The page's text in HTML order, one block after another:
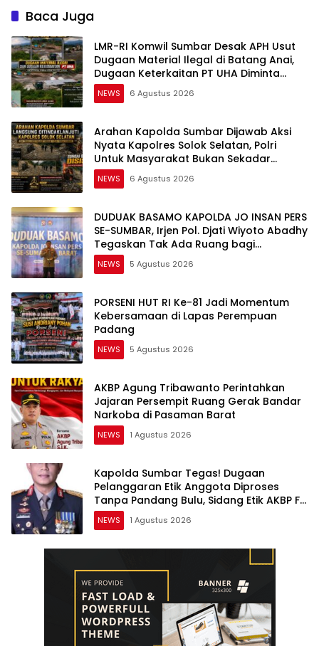
Baca Juga
LMR-RI Komwil Sumbar Desak APH Usut
Dugaan Material Ilegal di Batang Anai,
Dugaan Keterkaitan PT UHA Diminta
Diselidiki Tuntas
NEWS 6 Agustus 2026
Arahan Kapolda Sumbar Dijawab Aksi
Nyata Kapolres Solok Selatan, Polri
Untuk Masyarakat Bukan Sekadar
Slogan
NEWS 6 Agustus 2026
DUDUAK BASAMO KAPOLDA JO INSAN PERS
SE-SUMBAR, Irjen Pol. Djati Wiyoto Abadhy
Tegaskan Tak Ada Ruang bagi
Pelanggar Hukum di Internal Polri
NEWS 5 Agustus 2026
PORSENI HUT RI Ke-81 Jadi Momentum
Kebersamaan di Lapas Perempuan
Padang
NEWS 5 Agustus 2026
AKBP Agung Tribawanto Perintahkan
Jajaran Persempit Ruang Gerak Bandar
Narkoba di Pasaman Barat
NEWS 1 Agustus 2026
Kapolda Sumbar Tegas! Dugaan
Pelanggaran Etik Anggota Diproses
Tanpa Pandang Bulu, Sidang Etik AKBP F
Dipercepat
NEWS 1 Agustus 2026